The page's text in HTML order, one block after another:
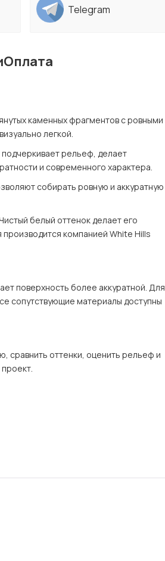
Telegram
Оплата
каменных фрагментов с ровными
легкой.
рельеф, делает
и современного характера.
собирать ровную и аккуратную
белый оттенок делает его
компанией White Hills
поверхность более аккуратной. Для
сопутствующие материалы доступны
сравнить оттенки, оценить рельеф и